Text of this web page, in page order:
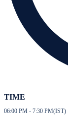
TIME
06:00 PM - 7:30 PM(IST)